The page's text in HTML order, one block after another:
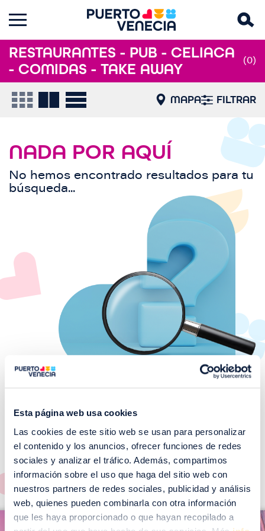
Esta página web usa cookies
Las cookies de este sitio web se usan para personalizar
el contenido y los anuncios, ofrecer funciones de redes
sociales y analizar el tráfico. Además, compartimos
información sobre el uso que haga del sitio web con
nuestros partners de redes sociales, publicidad y análisis
web, quienes pueden combinarla con otra información
que les haya proporcionado o que hayan recopilado a
RESTAURANTES - PUB - CELIACA
- COMIDAS - TAKE AWAY
(0)
MAPA FILTRAR
NADA POR AQUÍ
No hemos encontrado resultados para tu
búsqueda...
¡No te pierdas nuestros
EVENTOS!
Ver todos >
m